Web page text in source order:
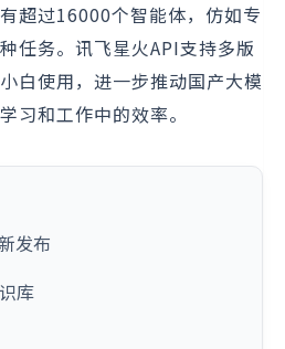
超过16000个智能体，仿如专
任务。讯飞星火API支持多版
白使用，进一步推动国产大模
习和工作中的效率。
发布
库